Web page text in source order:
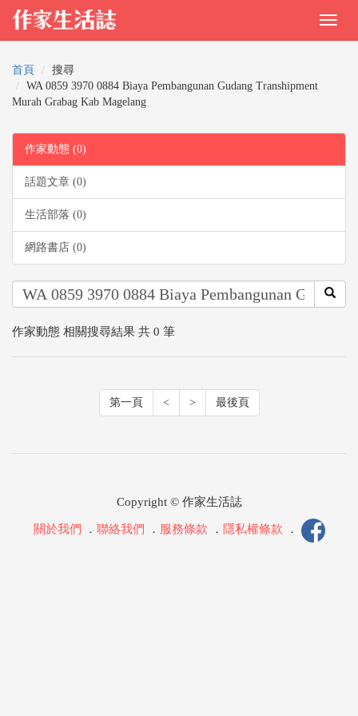
首頁
搜尋
WA 0859 3970 0884 Biaya Pembangunan Gudang Transhipment
Murah Grabag Kab Magelang
作家動態 (0)
話題文章 (0)
生活部落 (0)
網路書店 (0)
作家動態 相關搜尋結果 共 0 筆
第一頁 < > 最後頁
Copyright © 作家生活誌
關於我們 ． 聯絡我們 ． 服務條款 ． 隱私權條款 ．